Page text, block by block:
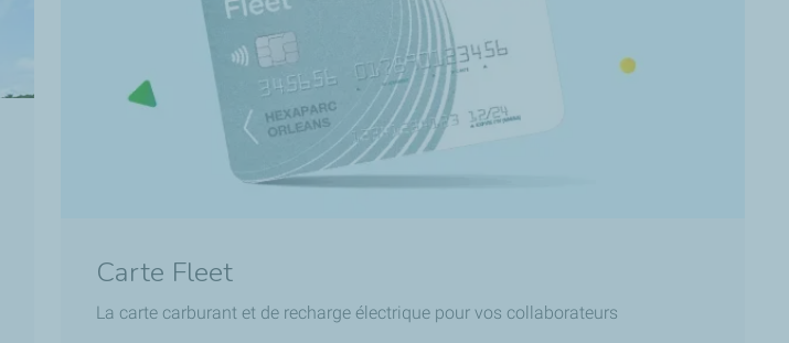
Carte Fleet
La carte carburant et de recharge électrique pour vos collaborateurs